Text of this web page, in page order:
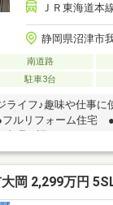
ＪＲ東海道本
静岡県沼津市
南道路
駐車3台
イフ♪趣味や仕事に
ルリフォーム住宅
グ ●雨の日も安心
以上可、即引渡可、
以内、スーパー 徒
道６ｍ以上、角地、
岡 2,299万円